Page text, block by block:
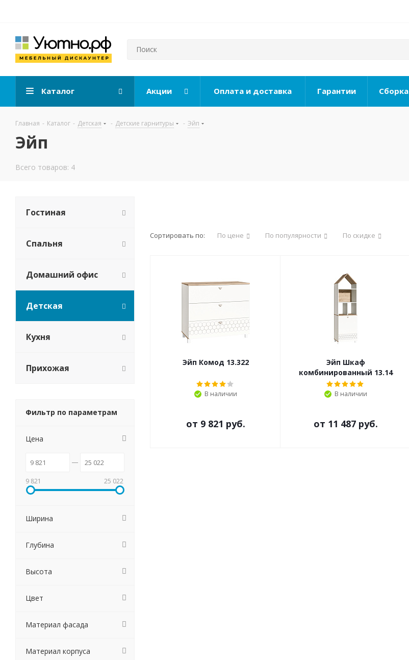
Каталог Акции Оплата и доставка Гарантии Сборка
Главная - Каталог - Детская - Детские гарнитуры - Эйп
Эйп
Всего товаров: 4
Сортировать по: По цене По популярности По скидке
Эйп Комод 13.322
В наличии
от 9 821 руб.
Эйп Шкаф
комбинированный 13.14
В наличии
от 11 487 руб.
Гостиная
Спальня
Домашний офис
Детская
Кухня
Прихожая
Фильтр по параметрам
Цена
9 821 25 022
Ширина
Глубина
Высота
Цвет
Материал фасада
Материал корпуса